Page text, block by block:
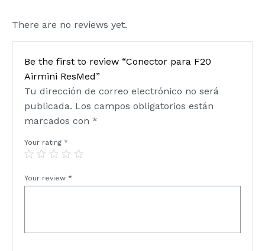
There are no reviews yet.
Be the first to review “Conector para F20
Airmini ResMed”
Tu dirección de correo electrónico no será
publicada. Los campos obligatorios están
marcados con *
Your rating *
Your review *